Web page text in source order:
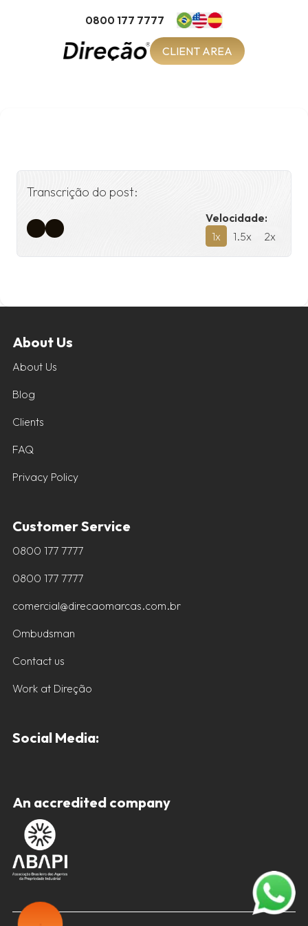
0800 177 7777
CLIENT AREA
Transcrição do post:
Velocidade:
1x 1.5x 2x
About Us
About Us
Blog
Clients
FAQ
Privacy Policy
Customer Service
0800 177 7777
0800 177 7777
comercial@direcaomarcas.com.br
Ombudsman
Contact us
Work at Direção
Social Media:
An accredited company